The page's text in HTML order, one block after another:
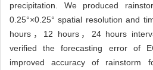
precipitation. We produced
0.25°×0.25° spatial resolution and
hours，12 hours，24 hours
verified the forecasting error of
improved accuracy of rainstorm